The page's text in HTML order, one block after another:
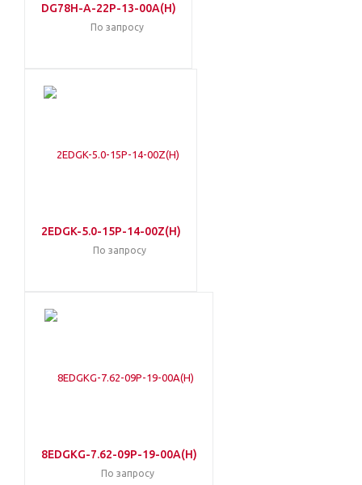
DG78H-A-22P-13-00A(H)
По запросу
2EDGK-5.0-15P-14-00Z(H)
По запросу
8EDGKG-7.62-09P-19-00A(H)
По запросу